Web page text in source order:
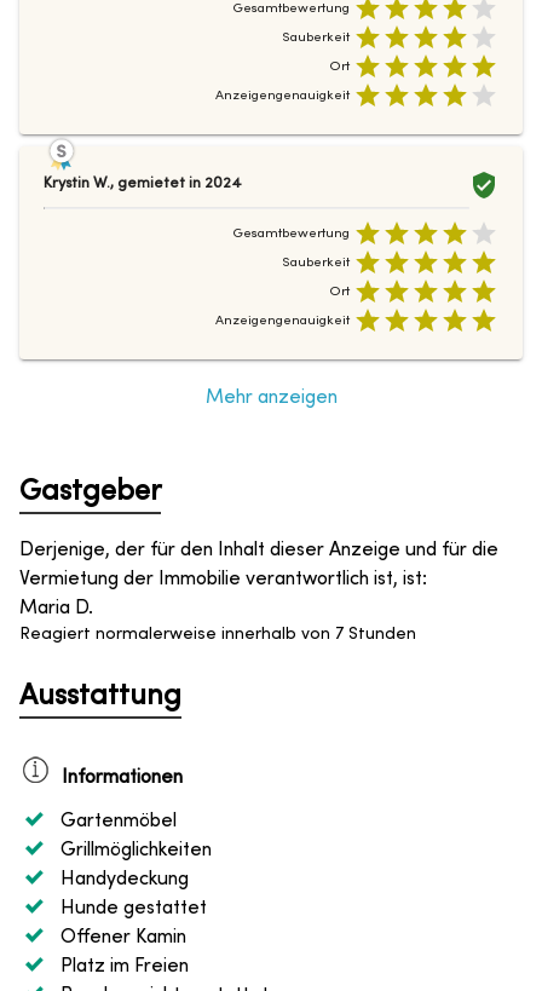
Gesamtbewertung
Sauberkeit
Ort
Anzeigengenauigkeit
Krystin W., gemietet in 2024
Gesamtbewertung
Sauberkeit
Ort
Anzeigengenauigkeit
Mehr anzeigen
Gastgeber
Derjenige, der für den Inhalt dieser Anzeige und für die
Vermietung der Immobilie verantwortlich ist, ist:
Maria D.
Reagiert normalerweise innerhalb von 7 Stunden
Ausstattung
Informationen
Gartenmöbel
Grillmöglichkeiten
Handydeckung
Hunde gestattet
Offener Kamin
Platz im Freien